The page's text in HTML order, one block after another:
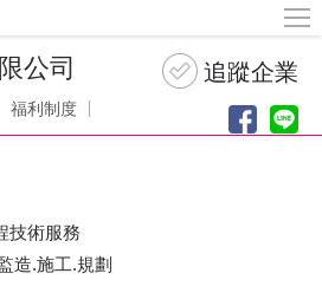
公司
福利制度
技術服務
造.施工.規劃